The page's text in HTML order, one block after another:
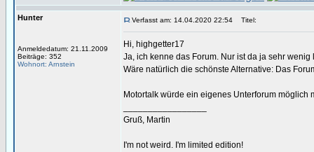
Hunter
Anmeldedatum: 21.11.2009
Beiträge: 352
Wohnort: Arnstein
Verfasst am: 14.04.2020 22:54 Titel:
Hi, highgetter17
Ja, ich kenne das Forum. Nur ist da ja sehr
Wäre natürlich die schönste Alternative: Das
Motortalk würde ein eigenes Unterforum möglich
Gruß, Martin
I'm not weird. I'm limited edition!